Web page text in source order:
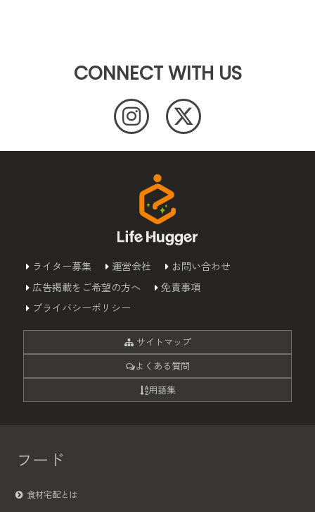
CONNECT WITH US
ライター募集 運営会社
お問い合わせ
広告掲載をご希望の方へ
免責事項
プライバシーポリシー
サイトマップ
よくある質問
用語集
フード
食材宅配とは